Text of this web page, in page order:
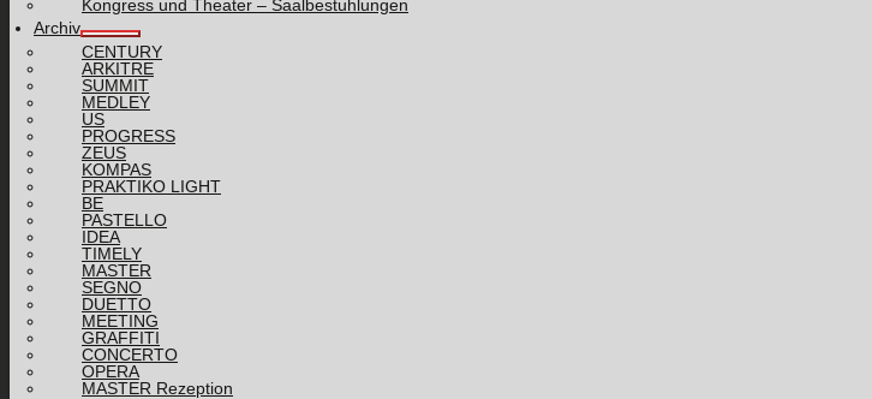
Kongress und Theater – Saalbestuhlungen
Archiv
CENTURY
ARKITRE
SUMMIT
MEDLEY
US
PROGRESS
ZEUS
KOMPAS
PRAKTIKO LIGHT
BE
PASTELLO
IDEA
TIMELY
MASTER
SEGNO
DUETTO
MEETING
GRAFFITI
CONCERTO
OPERA
MASTER Rezeption